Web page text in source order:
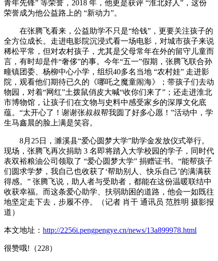
青年先锋” 等荣誉，2018 年，他更是获评 “淮北好人”，这份
荣誉成为他公益路上的 “新动力”。
在张腾飞看来，公益助学不只是“给钱”，更要关注孩子的
全方位成长。走进电影院沉浸式看一场电影，对城市孩子来说
稀松平常，但对农村孩子，尤其是父母常年在外的留守儿童而
言，有时却是件“奢侈”的事。今年“五一”假期，张腾飞联合孙
疃镇团委、杨柳中心小学，组织40多名当地 “农村娃” 走进影
院，观看他们期待已久的《哪吒之魔童闹海》；带孩子们去动
物园，对着“网红”土拨鼠俏皮大喊“收你们来了”；还走进淮北
市博物馆，让孩子们在文物与史料中感受家乡的深厚文化底
蕴。“太开心了！谢谢张叔叔帮我圆了好多心愿！”活动中，学
生马鑫晨的脸上满是笑容。
8月25日，濉溪县“爱心圆梦大学”助学金发放仪式举行。
现场，张腾飞再次捐助 3 名即将踏入大学校园的学子，同时代
表双裕粮油公司领取了 “爱心圆梦大学” 捐赠证书。“能帮孩子
们圆求学梦，我自己也收获了‘帮助别人、快乐自己’的满满获
得感。” 张腾飞说，助人者与受助者，都能在这份温暖联结中
收获幸福。而这条爱心助学、扶弱助困的道路，他会一如既往
地坚定走下去，步履不停。（记者 肖干 通讯员 范胜明 摄影报
道）
本文地址： http://2256i.pengpengye.cn/news/13a899978.html
很赞哦!（228）